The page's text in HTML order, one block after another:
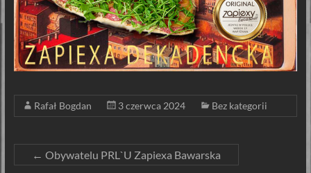
Rafał Bogdan 3 czerwca 2024 Bez kategorii
← Obywatelu PRL`U Zapiexa Bawarska